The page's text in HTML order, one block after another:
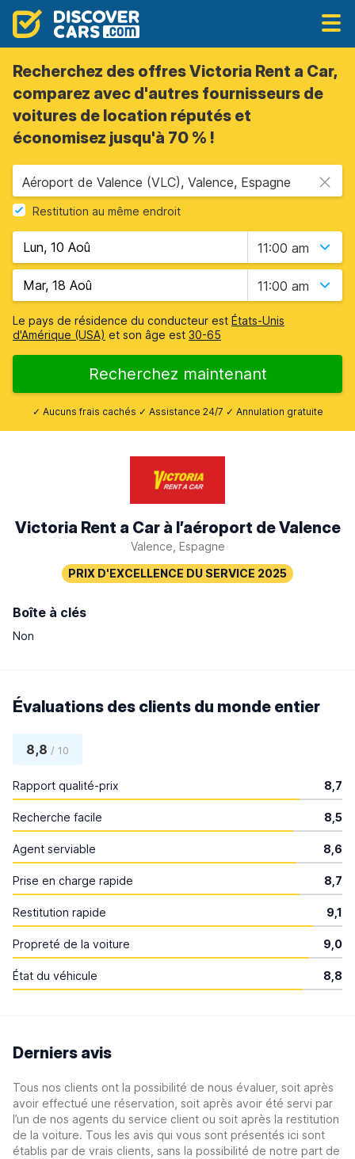
Recherchez des offres Victoria Rent a Car,
comparez avec d'autres fournisseurs de
voitures de location réputés et
économisez jusqu'à 70 % !
Aéroport de Valence (VLC), Valence, Espagne
Restitution au même endroit
11:00 am
11:00 am
Le pays de résidence du conducteur est États-Unis
d'Amérique (USA) et son âge est 30-65
Recherchez maintenant
✓ Aucuns frais cachés ✓ Assistance 24/7 ✓ Annulation gratuite
Victoria Rent a Car à l’aéroport de Valence
Valence, Espagne
Boîte à clés
Non
Évaluations des clients du monde entier
8,8 / 10
Rapport qualité-prix 8,7
Recherche facile 8,5
Agent serviable 8,6
Prise en charge rapide 8,7
Restitution rapide 9,1
Propreté de la voiture 9,0
État du véhicule 8,8
Derniers avis
Tous nos clients ont la possibilité de nous évaluer, soit après
avoir effectué une réservation, soit après avoir été servi par
l’un de nos agents du service client ou soit après la restitution
de la voiture. Tous les avis qui vous sont présentés ici sont
établis par de vrais clients, sans la possibilité de notre part de